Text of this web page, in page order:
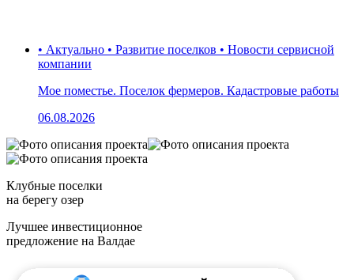
• Актуально • Развитие поселков • Новости сервисной
компании
Мое поместье. Поселок фермеров. Кадастровые работы
06.08.2026
Клубные поселки
на берегу озер
Лучшее инвестиционное
предложение на Валдае